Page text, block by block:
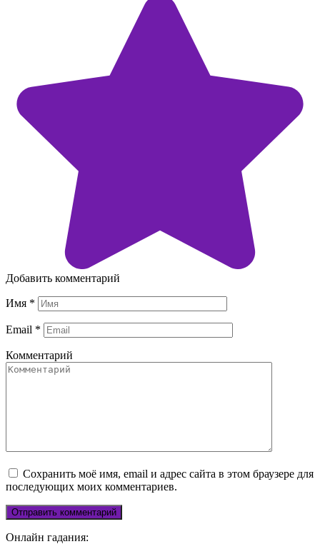
Добавить комментарий
Имя *
Email *
Комментарий
Сохранить моё имя, email и адрес сайта в этом браузере для
последующих моих комментариев.
Онлайн гадания: